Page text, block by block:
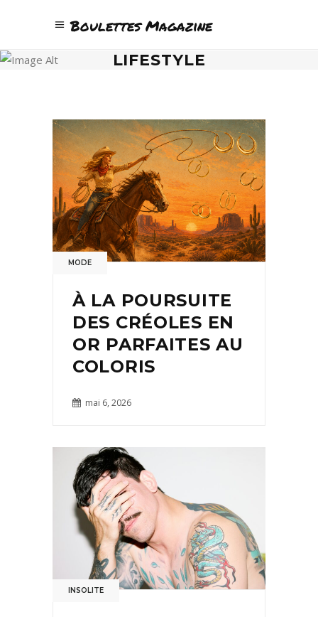
Boulettes Magazine
LIFESTYLE
MODE
À LA POURSUITE
DES CRÉOLES EN
OR PARFAITES AU
COLORIS
mai 6, 2026
INSOLITE